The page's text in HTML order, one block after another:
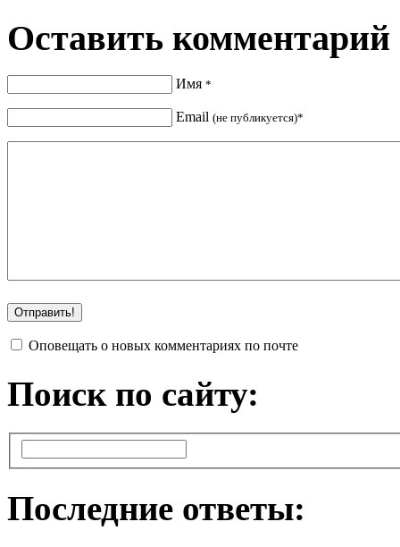
Оставить комментарий
Имя *
Email (не публикуется)*
Оповещать о новых комментариях по почте
Поиск по сайту:
Последние ответы: